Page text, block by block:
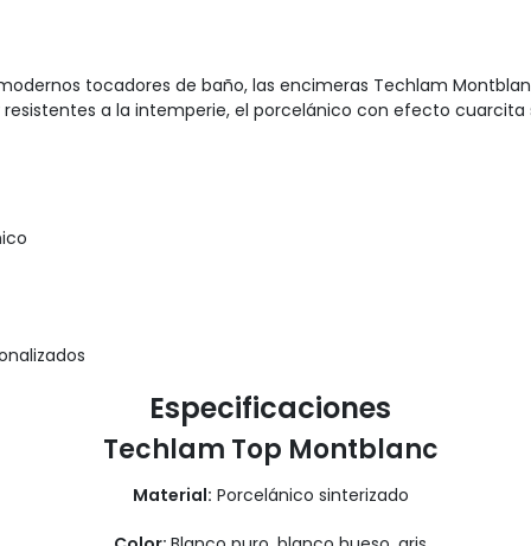
tocadores de baño, las encimeras Techlam
a la intemperie, el porcelánico con efecto
Especificaciones
Techlam Top Montblanc
Material: Porcelánico sinterizado